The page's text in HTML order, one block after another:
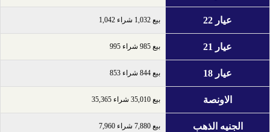
عيار 22 بيع 1,032 شراء 1,042
عيار 21 بيع 985 شراء 995
عيار 18 بيع 844 شراء 853
الاونصة بيع 35,010 شراء 35,365
الجنيه الذهب بيع 7,880 شراء 7,960